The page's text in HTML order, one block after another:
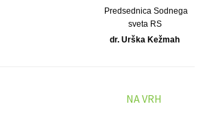
Predsednica Sodnega
sveta RS
dr. Urška Kežmah
NA VRH